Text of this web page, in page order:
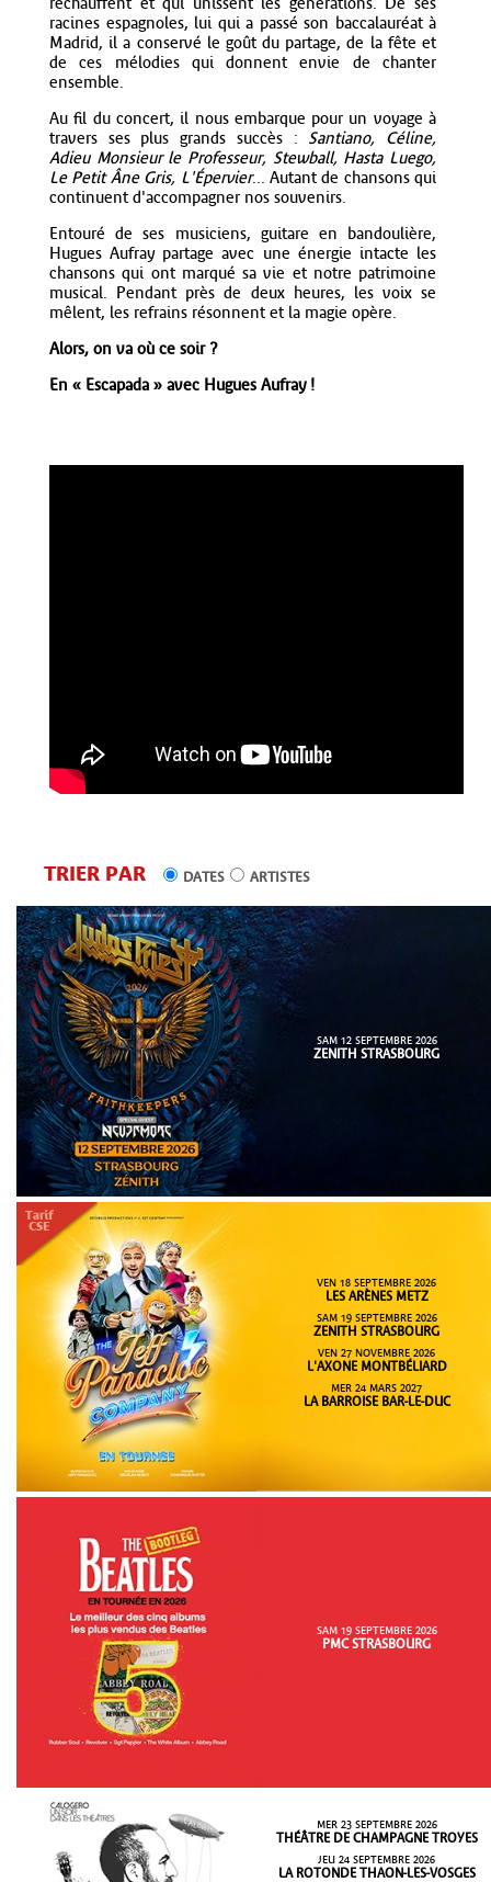
réchauffent et qui unissent les générations. De ses
racines espagnoles, lui qui a passé son baccalauréat à
Madrid, il a conservé le goût du partage, de la fête et
de ces mélodies qui donnent envie de chanter
ensemble.
Au fil du concert, il nous embarque pour un voyage à
travers ses plus grands succès : Santiano, Céline,
Adieu Monsieur le Professeur, Stewball, Hasta Luego,
Le Petit Âne Gris, L'Épervier... Autant de chansons qui
continuent d'accompagner nos souvenirs.
Entouré de ses musiciens, guitare en bandoulière,
Hugues Aufray partage avec une énergie intacte les
chansons qui ont marqué sa vie et notre patrimoine
musical. Pendant près de deux heures, les voix se
mêlent, les refrains résonnent et la magie opère.
Alors, on va où ce soir ?
En « Escapada » avec Hugues Aufray !
TRIER PAR DATES ARTISTES
SAM 12 SEPTEMBRE 2026
ZENITH STRASBOURG
VEN 18 SEPTEMBRE 2026
LES ARÈNES METZ
SAM 19 SEPTEMBRE 2026
ZENITH STRASBOURG
VEN 27 NOVEMBRE 2026
L'AXONE MONTBÉLIARD
MER 24 MARS 2027
LA BARROISE BAR-LE-DUC
SAM 19 SEPTEMBRE 2026
PMC STRASBOURG
MER 23 SEPTEMBRE 2026
THÉÂTRE DE CHAMPAGNE TROYES
JEU 24 SEPTEMBRE 2026
LA ROTONDE THAON-LES-VOSGES